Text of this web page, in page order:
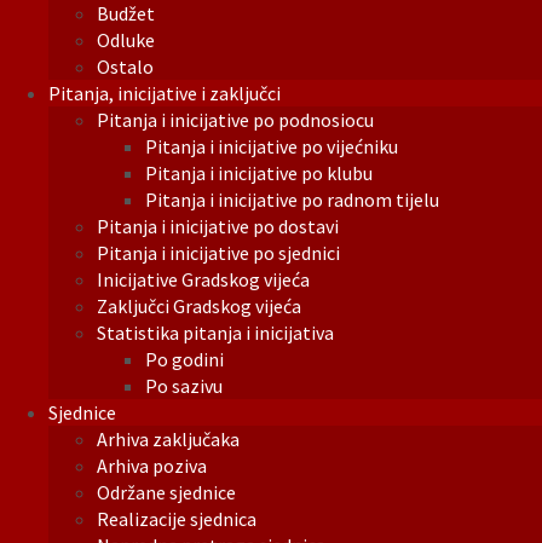
Budžet
Odluke
Ostalo
Pitanja, inicijative i zaključci
Pitanja i inicijative po podnosiocu
Pitanja i inicijative po vijećniku
Pitanja i inicijative po klubu
Pitanja i inicijative po radnom tijelu
Pitanja i inicijative po dostavi
Pitanja i inicijative po sjednici
Inicijative Gradskog vijeća
Zaključci Gradskog vijeća
Statistika pitanja i inicijativa
Po godini
Po sazivu
Sjednice
Arhiva zaključaka
Arhiva poziva
Održane sjednice
Realizacije sjednica